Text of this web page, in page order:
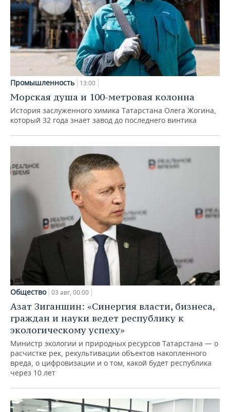
Промышленность 13:00
Морская душа и 100-метровая колонна
История заслуженного химика Татарстана Олега Жогина,
который 32 года знает завод до последнего винтика
Общество 03 авг, 00:00
Азат Зиганшин: «Синергия власти, бизнеса,
граждан и науки ведет республику к
экологическому успеху»
Министр экологии и природных ресурсов Татарстана — о
расчистке рек, рекультивации объектов накопленного
вреда, о цифровизации и о том, какой будет республика
через 10 лет